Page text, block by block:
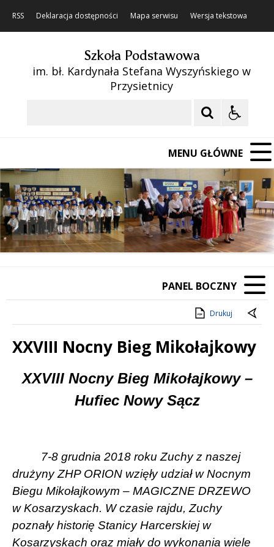
RSS Deklaracja dostępności Mapa serwisu Wersja tekstowa
Szkoła Podstawowa
im. bł. Kardynała Stefana Wyszyńskiego w
Przysietnicy
MENU GŁÓWNE
Poprzedni Element
Następny Element
❚❚
PANEL BOCZNY
Drukuj
XXVIII Nocny Bieg Mikołajkowy
Treść
XXVIII Nocny Bieg Mikołajkowy –
Hufiec Nowy Sącz
7-8 grudnia 2018 roku Zuchy z naszej
drużyny ZHP ORION wzięły udział w Nocnym
Biegu Mikołajkowym – MAGICZNE DRZEWO
w Kosarzyskach. W czasie rajdu, Zuchy
poznały historię Stanicy Harcerskiej w
Kosarzyskach oraz miały do wykonania wiele